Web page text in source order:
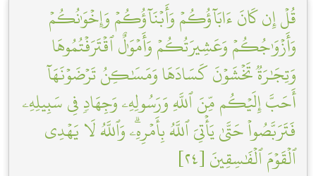
قُلۡ إِن كَانَ ءَابَآؤُكُمۡ وَأَبۡنَآؤُكُمۡ وَإِخۡوَٰنُكُمۡ
وَأَزۡوَٰجُكُمۡ وَعَشِيرَتُكُمۡ وَأَمۡوَٰلٌ ٱقۡتَرَفۡتُمُوهَا
وَتِجَٰرَةٞ تَخۡشَوۡنَ كَسَادَهَا وَمَسَٰكِنُ تَرۡضَوۡنَهَآ
أَحَبَّ إِلَيۡكُم مِّنَ ٱللَّهِ وَرَسُولِهِۦ وَجِهَادٖ فِي سَبِيلِهِۦ
فَتَرَبَّصُواْ حَتَّىٰ يَأۡتِيَ ٱللَّهُ بِأَمۡرِهِۦۗ وَٱللَّهُ لَا يَهۡدِي
ٱلۡقَوۡمَ ٱلۡفَٰسِقِينَ [٢٤]